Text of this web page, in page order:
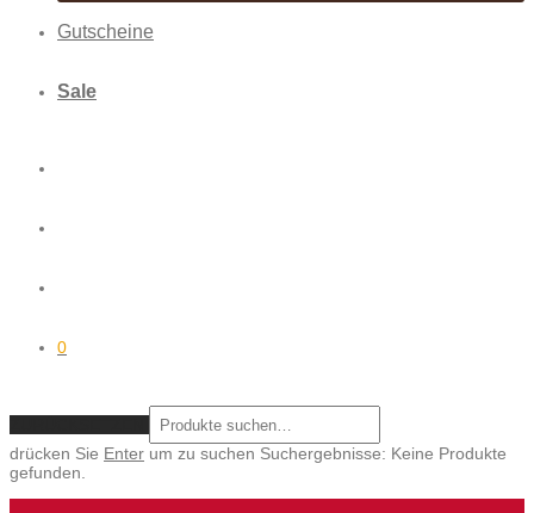
Gutscheine
Sale
0
drücken Sie Enter um zu suchen Suchergebnisse: Keine Produkte
gefunden.